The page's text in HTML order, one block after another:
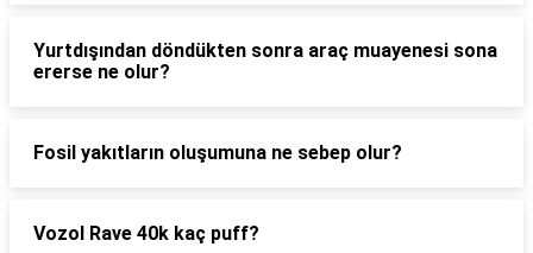
Yurtdışından döndükten sonra araç muayenesi sona
ererse ne olur?
Fosil yakıtların oluşumuna ne sebep olur?
Vozol Rave 40k kaç puff?